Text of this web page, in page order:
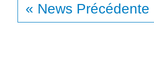
« News Précédente